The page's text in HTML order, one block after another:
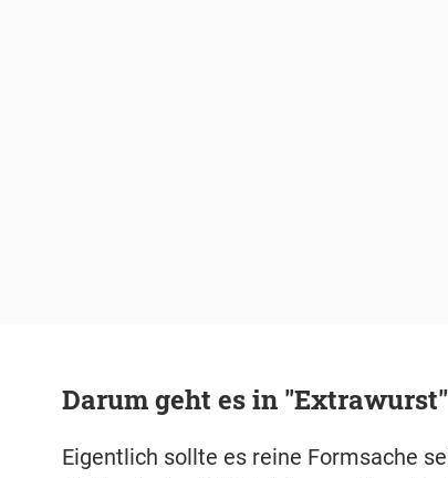
Darum geht es in
Eigentlich sollte es reine Formsache